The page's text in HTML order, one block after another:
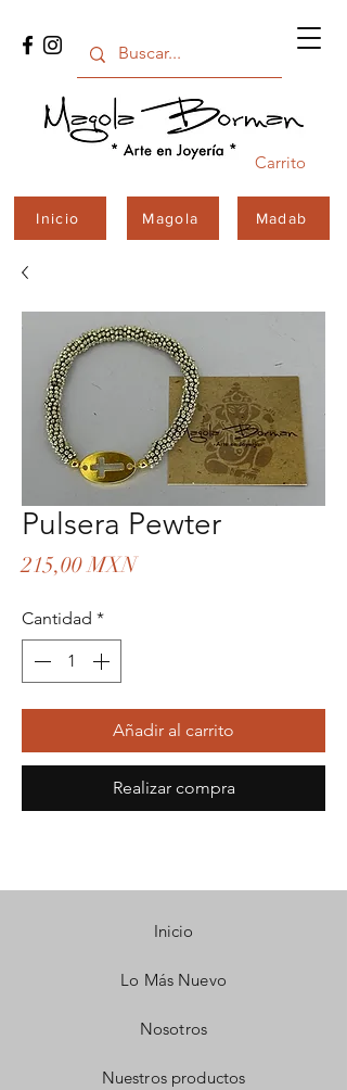
Carrito
Inicio Magola Madab
Pulsera Pewter
215,00 MXNPrecio
Cantidad *
Añadir al carrito
Realizar compra
Inicio
Lo Más Nuevo
Nosotros
Nuestros productos